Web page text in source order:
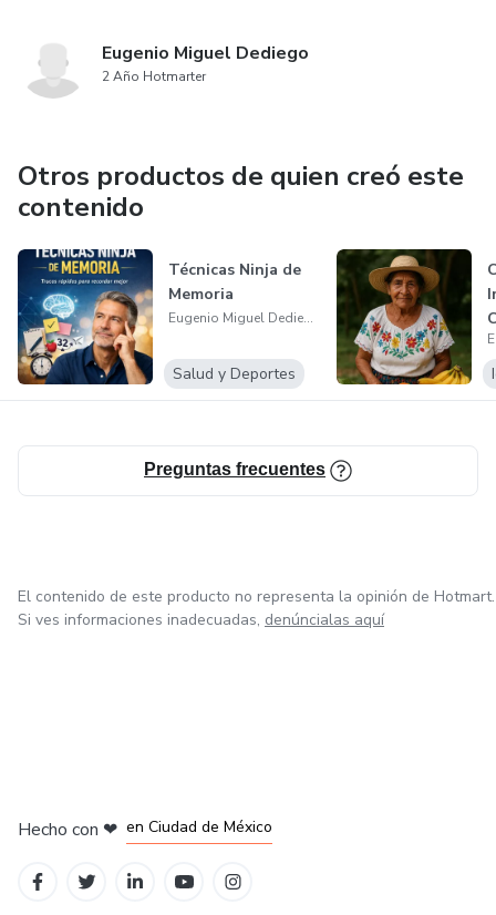
✅ Solo por hoy. Ideal para adultos, jóvenes y familias que
desean cuidar su salud con remedios naturales, seguros y
Eugenio Miguel Dediego
2 Año Hotmarter
Otros productos de quien creó este
contenido
Técnicas Ninja de
Memoria
Eugenio Miguel Dediego
Salud y Deportes
Preguntas frecuentes
El contenido de este producto no representa la opinión de Hotmart.
Si ves informaciones inadecuadas, denúncialas aquí
Hecho con ❤ en Ciudad de México